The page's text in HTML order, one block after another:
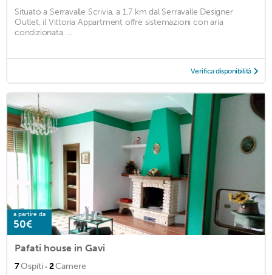
Situato a Serravalle Scrivia, a 1,7 km dal Serravalle Designer
Outlet, il Vittoria Appartment offre sistemazioni con aria
condizionata. ...
Verifica disponibilità
a partire da
50€
Pafati house in Gavi
7Ospiti · 2Camere